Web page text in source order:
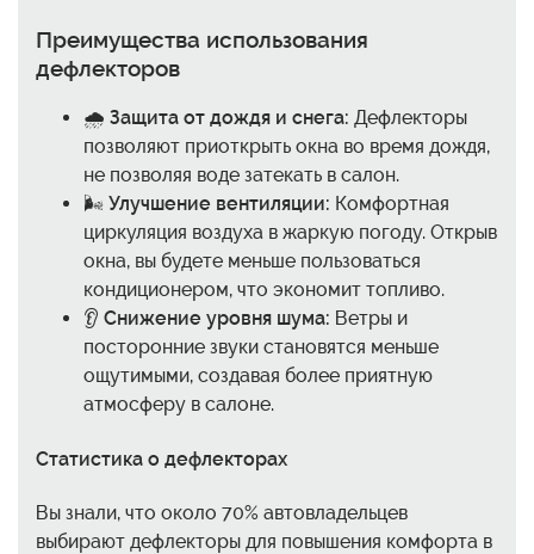
Преимущества использования
дефлекторов
🌧️ Защита от дождя и снега: Дефлекторы
позволяют приоткрыть окна во время дождя,
не позволяя воде затекать в салон.
🌬️ Улучшение вентиляции: Комфортная
циркуляция воздуха в жаркую погоду. Открыв
окна, вы будете меньше пользоваться
кондиционером, что экономит топливо.
👂 Снижение уровня шума: Ветры и
посторонние звуки становятся меньше
ощутимыми, создавая более приятную
атмосферу в салоне.
Статистика о дефлекторах
Вы знали, что около 70% автовладельцев
выбирают дефлекторы для повышения комфорта в